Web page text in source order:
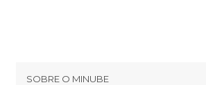
SOBRE O MINUBE